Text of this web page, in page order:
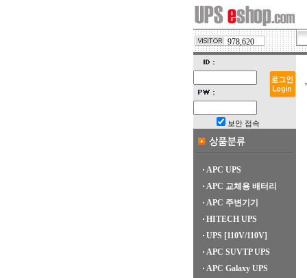
978,620
보안 접속
APC UPS
APC 교체용 배터리
APC 주변기기
HITECH UPS
UPS [110V/110V]
APC SUVTP UPS
APC Galaxy UPS